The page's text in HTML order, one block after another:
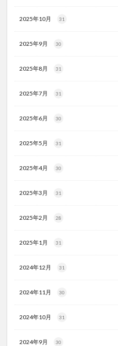
2025年10月 31
2025年9月 30
2025年8月 31
2025年7月 31
2025年6月 30
2025年5月 31
2025年4月 30
2025年3月 31
2025年2月 28
2025年1月 31
2024年12月 31
2024年11月 30
2024年10月 31
2024年9月 30